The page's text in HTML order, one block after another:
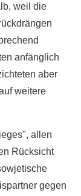
weil die
anfänglich
aber
weitere
allen
Rücksicht
gegen